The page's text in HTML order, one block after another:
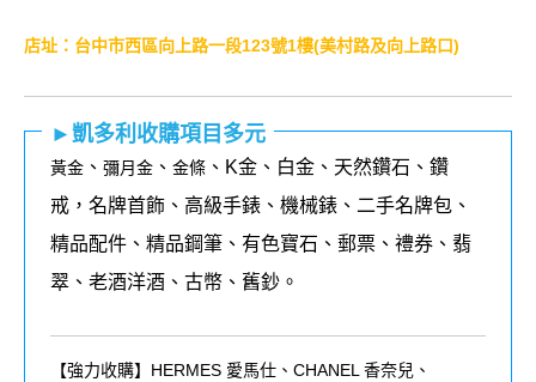
店址：台中市西區向上路一段123號1樓(美村路及向上路口)
►凱多利收購項目多元
黃金 、 彌月金 、 金條 、K金、白金、天然鑽石、鑽
戒，名牌首飾、高級手錶、機械錶、二手名牌包、
精品配件、精品鋼筆、有色寶石、郵票、禮券、翡
翠、老酒洋酒、古幣、舊鈔。
【強力收購】HERMES 愛馬仕、CHANEL 香奈兒、